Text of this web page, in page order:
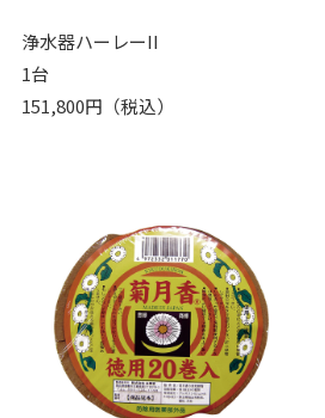
浄水器ハーレーII
1台
151,800円（税込）